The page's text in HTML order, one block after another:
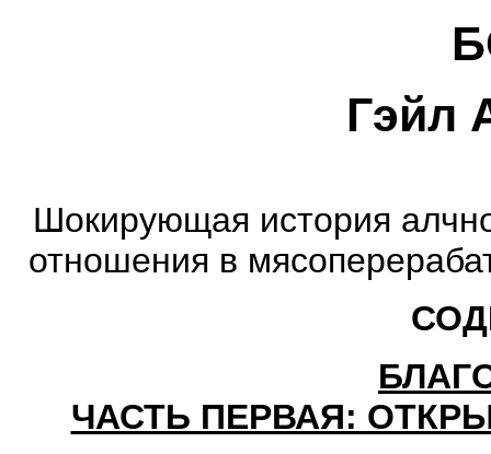
Гэйл
Шокирующая история
отношения в
ЧАСТЬ ПЕРВАЯ: